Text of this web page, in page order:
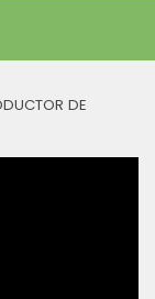
DE